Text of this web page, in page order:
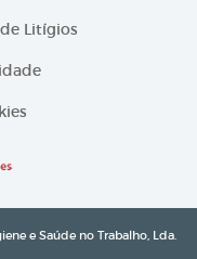
Litígios
e Saúde no Trabalho, Lda.